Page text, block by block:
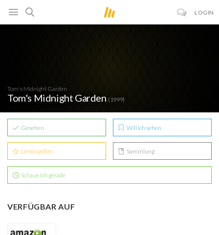
LOGIN
Tom's Midnight Garden
Tom's Midnight Garden (1999)
Gesehen Will ich sehen
Lieblingsfilm Sammlung
Schaue ich gerade
VERFÜGBAR AUF